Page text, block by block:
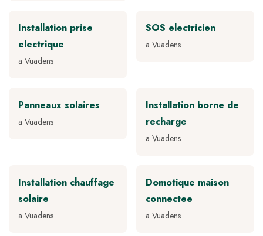
Installation prise
electrique
a Vuadens
SOS electricien
a Vuadens
Panneaux solaires
a Vuadens
Installation borne de
recharge
a Vuadens
Installation chauffage
solaire
a Vuadens
Domotique maison
connectee
a Vuadens